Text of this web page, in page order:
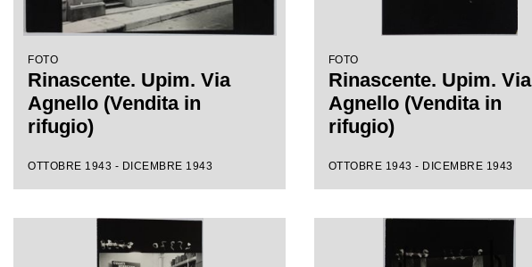
FOTO
Rinascente. Upim. Via
Agnello (Vendita in
rifugio)
OTTOBRE 1943 - DICEMBRE 1943
FOTO
Rinascente. Upim. Via
Agnello (Vendita in
rifugio)
OTTOBRE 1943 - DICEMBRE 1943